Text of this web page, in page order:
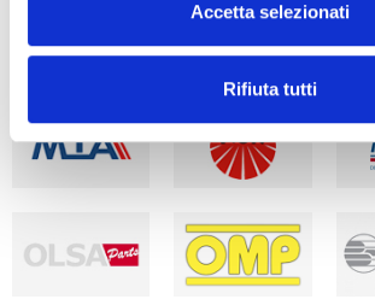
Accetta selezionati
Rifiuta tutti